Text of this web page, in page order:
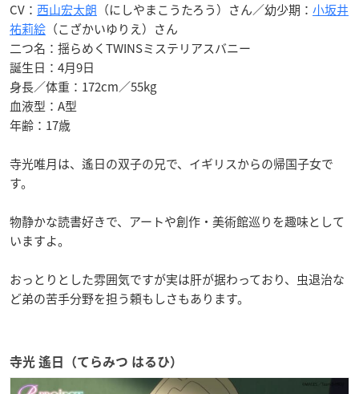
CV： 西山宏太朗 （にしやまこうたろう）さん／幼少期： 小坂井
祐莉絵 （こざかいゆりえ）さん
二つ名：揺らめくTWINSミステリアスバニー
誕生日：4月9日
身長／体重：172cm／55kg
血液型：A型
年齢：17歳
寺光唯月は、遙日の双子の兄で、イギリスからの帰国子女で
す。
物静かな読書好きで、アートや創作・美術館巡りを趣味として
いますよ。
おっとりとした雰囲気ですが実は肝が据わっており、虫退治な
ど弟の苦手分野を担う頼もしさもあります。
寺光 遙日（てらみつ はるひ）